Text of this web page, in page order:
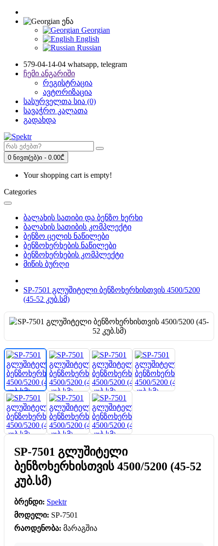
ენა
Georgian
English
Russian
579-04-14-04 whatsapp, telegram
ჩემი ანგარიში
რეგისტრაცია
ავტორიზაცია
სასურველთა სია (0)
სავაჭრო კალათა
გადახდა
0 ნივთ(ებ)ი - 0.00₾
Your shopping cart is empty!
Categories
ბალახის სათიბი და ბენზო ხერხი
ბალახის სათიბის კომპლექტი
ბენზო ცელის ნაწილები
ბენზოხერხების ნაწილები
ბენზოხერხების კომპლექტი
მიწის ბურღი
SP-7501 გლუშიტელი ბენზოხერხისთვის 4500/5200
(45-52 კუბ.სმ)
SP-7501 გლუშიტელი
ბენზოხერხისთვის 4500/5200 (45-52
კუბ.სმ)
ბრენდი: Spektr
მოდელი: SP-7501
რაოდენობა: მარაგშია